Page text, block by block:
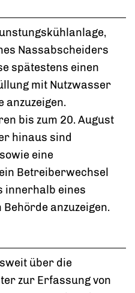
Nassabscheiders
spätestens einen
mit Nutzwasser
anzuzeigen.
bis zum 20. August
hinaus sind
eine
Betreiberwechsel
innerhalb eines
Behörde anzuzeigen.
über die
zur Erfassung von